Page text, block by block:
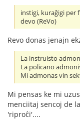
instigi, kuraĝigi per
devo (ReVo)
Revo donas jenajn
La instruisto
La policano
Mi admonas vin
Mi pensas ke mi
menciitaj sencoj de
'riproĉi'....